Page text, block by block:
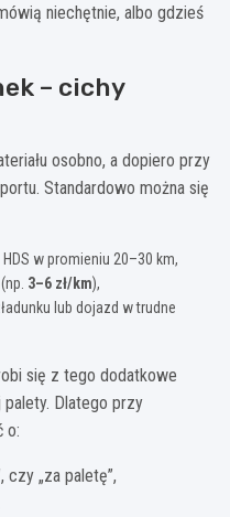
niechętnie, albo gdzieś
– cichy
osobno, a dopiero przy
Standardowo można się
w promieniu 20–30 km,
3–6 zł/km),
lub dojazd w trudne
się z tego dodatkowe
Dlatego przy
o:
czy „za paletę”,